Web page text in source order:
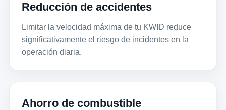
Reducción de accidentes
Limitar la velocidad máxima de tu KWID reduce
significativamente el riesgo de incidentes en la
operación diaria.
Ahorro de combustible